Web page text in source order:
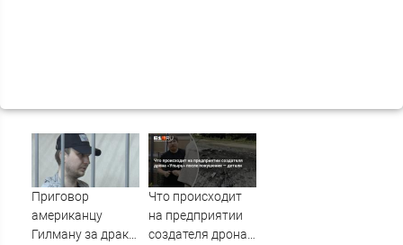
Приговор
американцу
Гилману за драки
Что происходит
на предприятии
создателя дрона